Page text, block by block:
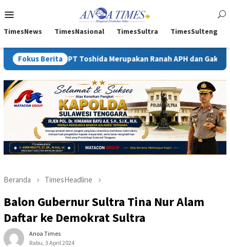
ke
Mobile
TimesNews TimesNasional TimesSultra TimesSulteng
Fokus Berita
Toshida Merupakan Ranah APH dan Gakkum ESDM
Beranda TimesHeadline
Balon Gubernur Sultra Tina Nur Alam
Daftar ke Demokrat Sultra
Anoa Times
Rabu, 3 April 2024